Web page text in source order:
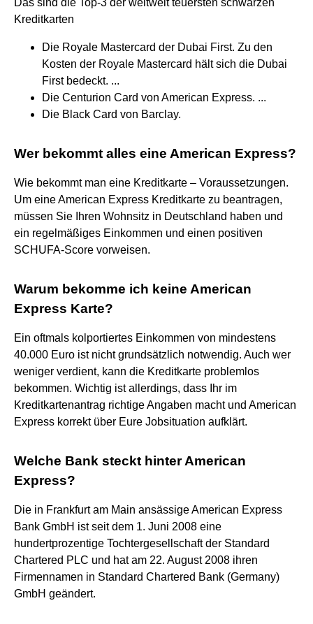
Kreditkarten
Die Royale Mastercard der Dubai First. Zu den
Kosten der Royale Mastercard hält sich die Dubai
First bedeckt. ...
Die Centurion Card von American Express. ...
Die Black Card von Barclay.
Wer bekommt alles eine American Express?
Wie bekommt man eine Kreditkarte – Voraussetzungen.
Um eine American Express Kreditkarte zu beantragen,
müssen Sie Ihren Wohnsitz in Deutschland haben und
ein regelmäßiges Einkommen und einen positiven
SCHUFA-Score vorweisen.
Warum bekomme ich keine American
Express Karte?
Ein oftmals kolportiertes Einkommen von mindestens
40.000 Euro ist nicht grundsätzlich notwendig. Auch wer
weniger verdient, kann die Kreditkarte problemlos
bekommen. Wichtig ist allerdings, dass Ihr im
Kreditkartenantrag richtige Angaben macht und American
Express korrekt über Eure Jobsituation aufklärt.
Welche Bank steckt hinter American
Express?
Die in Frankfurt am Main ansässige American Express
Bank GmbH ist seit dem 1. Juni 2008 eine
hundertprozentige Tochtergesellschaft der Standard
Chartered PLC und hat am 22. August 2008 ihren
Firmennamen in Standard Chartered Bank (Germany)
GmbH geändert.